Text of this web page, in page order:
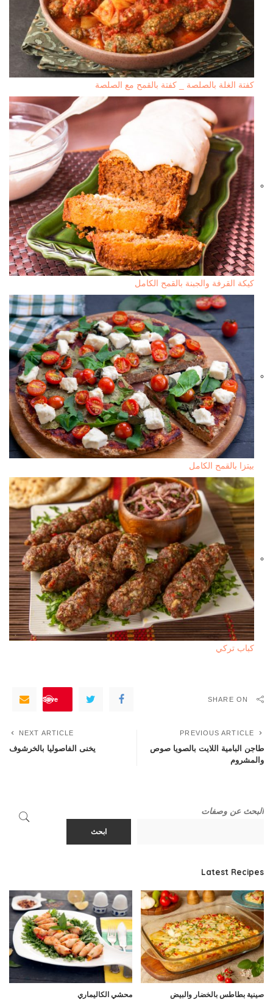
كفتة الغلة بالصلصة _ كفتة بالقمح مع الصلصة
كيكة القرفة والجبنة بالقمح الكامل
بيتزا بالقمح الكامل
كباب تركي
SHARE ON
Save
PREVIOUS ARTICLE
طاجن البامية اللايت بالصويا صوص
والمشروم
NEXT ARTICLE
يخنى الفاصوليا بالخرشوف
البحث عن وصفات
ابحث
Latest Recipes
صينية بطاطس بالخضار والبيض محشي الكاليماري